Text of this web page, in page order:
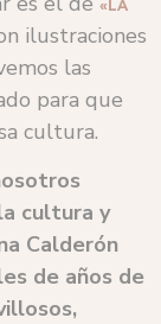
«LA
ilustraciones
las
para que
cultura.
cultura y
Calderón
de años de